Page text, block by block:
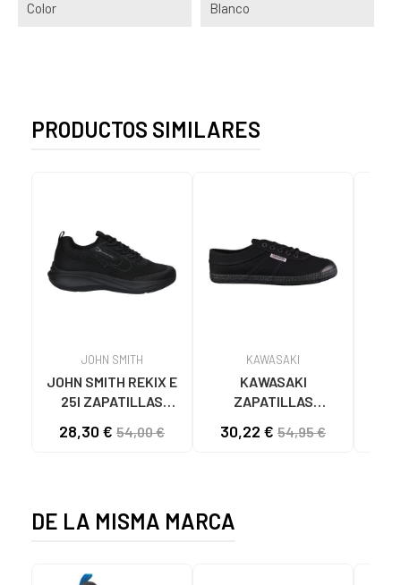
Color Blanco
PRODUCTOS SIMILARES
JOHN SMITH
JOHN SMITH REKIX E
25I ZAPATILLAS
NEGRO NEGRO
28,30 € 54,00 €
KAWASAKI
KAWASAKI
ZAPATILLAS
CANVAS K192495
30,22 € 54,95 €
DE LA MISMA MARCA